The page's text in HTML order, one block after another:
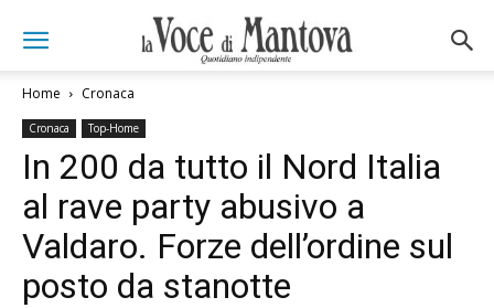
Home Cronaca
Cronaca Top-Home
In 200 da tutto il Nord Italia
al rave party abusivo a
Valdaro. Forze dell’ordine sul
posto da stanotte